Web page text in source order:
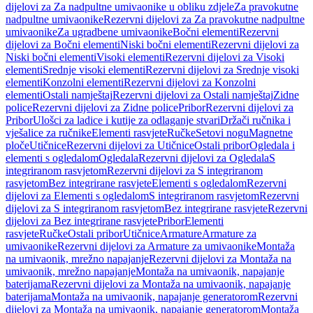
dijelovi za Za nadpultne umivaonike u obliku zdjeleZa pravokutne
nadpultne umivaonikeRezervni dijelovi za Za pravokutne nadpultne
umivaonikeZa ugradbene umivaonikeBočni elementiRezervni
dijelovi za Bočni elementiNiski bočni elementiRezervni dijelovi za
Niski bočni elementiVisoki elementiRezervni dijelovi za Visoki
elementiSrednje visoki elementiRezervni dijelovi za Srednje visoki
elementiKonzolni elementiRezervni dijelovi za Konzolni
elementiOstali namještajRezervni dijelovi za Ostali namještajZidne
policeRezervni dijelovi za Zidne policePriborRezervni dijelovi za
PriborUlošci za ladice i kutije za odlaganje stvariDržači ručnika i
vješalice za ručnikeElementi rasvjeteRučkeSetovi noguMagnetne
pločeUtičniceRezervni dijelovi za UtičniceOstali priborOgledala i
elementi s ogledalomOgledalaRezervni dijelovi za OgledalaS
integriranom rasvjetomRezervni dijelovi za S integriranom
rasvjetomBez integrirane rasvjeteElementi s ogledalomRezervni
dijelovi za Elementi s ogledalomS integriranom rasvjetomRezervni
dijelovi za S integriranom rasvjetomBez integrirane rasvjeteRezervni
dijelovi za Bez integrirane rasvjetePriborElementi
rasvjeteRučkeOstali priborUtičniceArmatureArmature za
umivaonikeRezervni dijelovi za Armature za umivaonikeMontaža
na umivaonik, mrežno napajanjeRezervni dijelovi za Montaža na
umivaonik, mrežno napajanjeMontaža na umivaonik, napajanje
baterijamaRezervni dijelovi za Montaža na umivaonik, napajanje
baterijamaMontaža na umivaonik, napajanje generatoromRezervni
dijelovi za Montaža na umivaonik, napajanje generatoromMontaža